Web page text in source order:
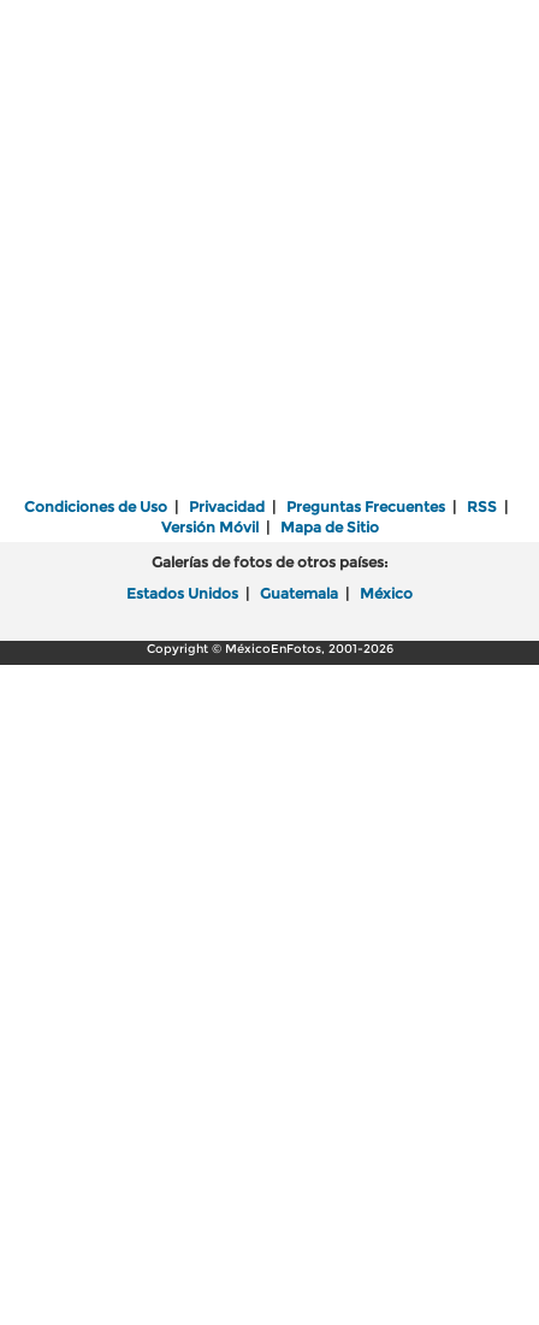
Condiciones de Uso | Privacidad | Preguntas Frecuentes | RSS |
Versión Móvil| Mapa de Sitio
Galerías de fotos de otros países:
Estados Unidos | Guatemala | México
Copyright © MéxicoEnFotos, 2001-2026